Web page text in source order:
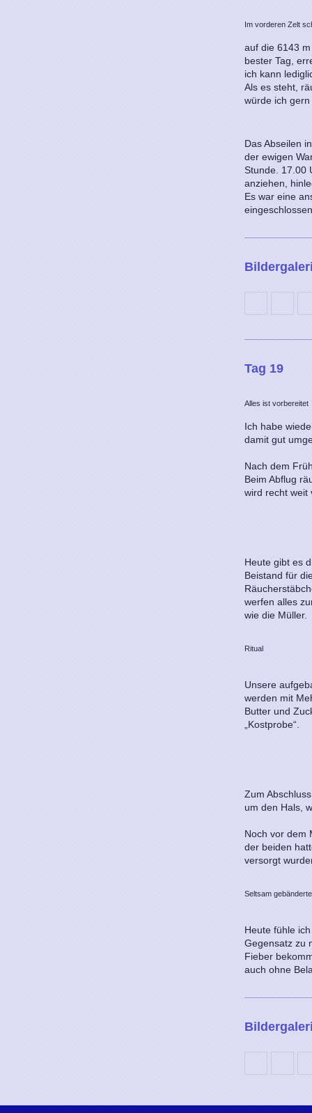
Im vorderen Zelt
auf die 6143
bester Tag,
ich kann
Als es steht,
würde ich
Das Abseilen
der ewigen
Stunde. 17.00
anziehen,
Es war eine
Tag 19
Alles ist vorbereitet
Ich habe
damit gut
Nach dem
Beim Abflug
wird recht weit
Heute gibt es
Beistand für
werfen alles
wie die Müller.
Ritual
Unsere
werden mit
Butter und
„Kostprobe“.
Zum
um den Hals,
Noch vor dem
der beiden
versorgt
Seltsam
Heute fühle
Gegensatz zu
Fieber
auch ohne